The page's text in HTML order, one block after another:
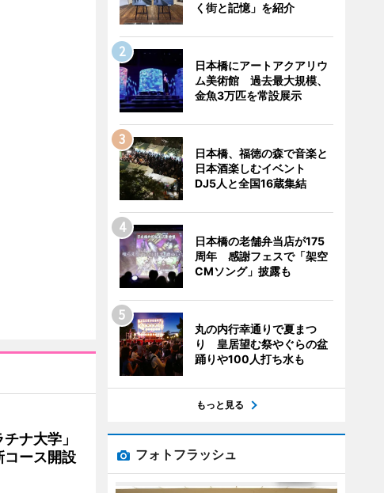
ナ大学」
ース開設
く街と記憶」を紹介
日本橋にアートアクアリウ
ム美術館 過去最大規模、
金魚3万匹を常設展示
日本橋、福徳の森で音楽と
日本酒楽しむイベント
DJ5人と全国16蔵集結
日本橋の老舗弁当店が175
周年 感謝フェスで「架空
CMソング」披露も
丸の内行幸通りで夏まつ
り 皇居望む祭やぐらの盆
踊りや100人打ち水も
もっと見る
フォトフラッシュ